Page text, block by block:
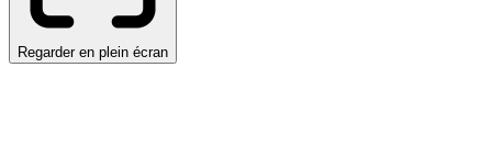
Regarder en plein écran